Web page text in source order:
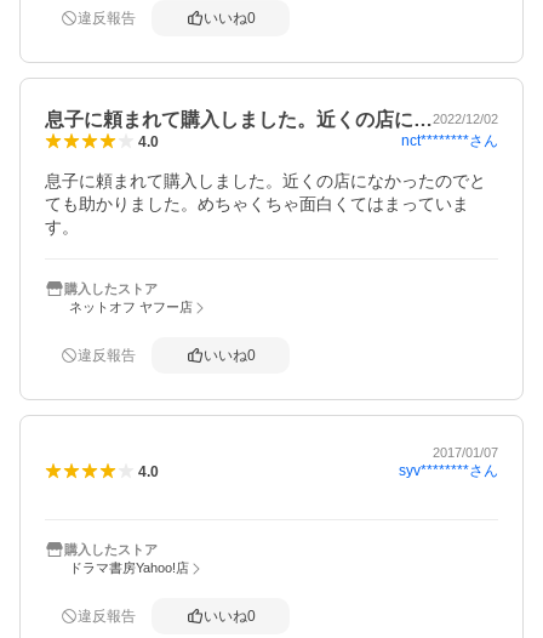
違反報告 いいね0
息子に頼まれて購入しました。近くの店に…2022/12/02
4.0 nct********さん
息子に頼まれて購入しました。近くの店になかったのでと
ても助かりました。めちゃくちゃ面白くてはまっていま
す。
購入したストア
ネットオフ ヤフー店
違反報告 いいね0
2017/01/07
4.0 syv********さん
購入したストア
ドラマ書房Yahoo!店
違反報告 いいね0